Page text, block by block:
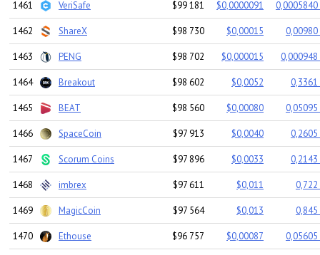
1461 VeriSafe $99 181 $0,0000091 0,0005840
1462 ShareX $98 730 $0,00015
1463 PENG $98 702 $0,000015 0,000948
1464 Breakout $98 602 $0,0052
1465 BEAT $98 560 $0,00080
1466 SpaceCoin $97 913 $0,0040
1467 Scorum Coins $97 896 $0,0033
1468 imbrex $97 611 $0,011
1469 MagicCoin $97 564 $0,013
1470 Ethouse $96 757 $0,00087